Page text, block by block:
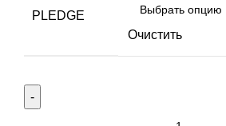
PLEDGE
Очистить